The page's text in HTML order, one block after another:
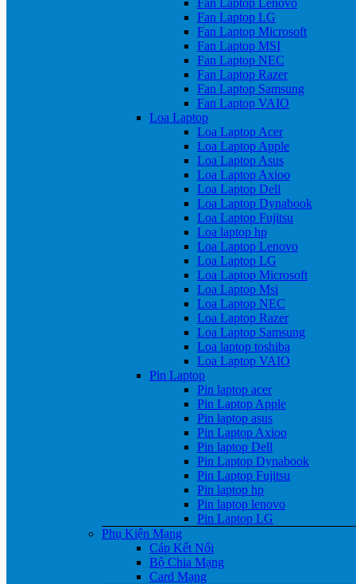
Fan Laptop Lenovo
Fan Laptop LG
Fan Laptop Microsoft
Fan Laptop MSI
Fan Laptop NEC
Fan Laptop Razer
Fan Laptop Samsung
Fan Laptop VAIO
Loa Laptop
Loa Laptop Acer
Loa Laptop Apple
Loa Laptop Asus
Loa Laptop Axioo
Loa Laptop Dell
Loa Laptop Dynabook
Loa Laptop Fujitsu
Loa laptop hp
Loa Laptop Lenovo
Loa Laptop LG
Loa Laptop Microsoft
Loa Laptop Msi
Loa Laptop NEC
Loa Laptop Razer
Loa Laptop Samsung
Loa laptop toshiba
Loa Laptop VAIO
Pin Laptop
Pin laptop acer
Pin Laptop Apple
Pin laptop asus
Pin Laptop Axioo
Pin laptop Dell
Pin Laptop Dynabook
Pin Laptop Fujitsu
Pin laptop hp
Pin laptop lenovo
Pin Laptop LG
Phụ Kiện Mạng
Cáp Kết Nối
Bộ Chia Mạng
Card Mạng